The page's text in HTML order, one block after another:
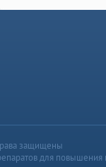
защищены
для повышения